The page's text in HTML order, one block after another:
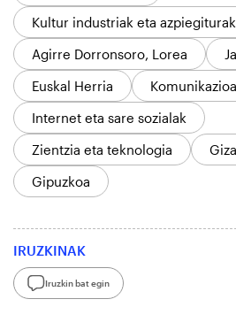
Kultur industriak eta azpiegiturak
Agirre Dorronsoro, Lorea
Euskal Herria
Komunikazioa
Internet eta sare sozialak
Zientzia eta teknologia
Gipuzkoa
IRUZKINAK
Iruzkin bat egin